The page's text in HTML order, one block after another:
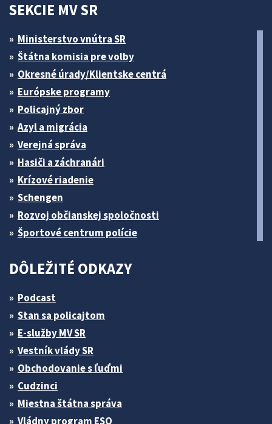
SEKCIE MV SR
Ministerstvo vnútra SR
Štátna komisia pre volby
Okresné úrady/Klientske centrá
Európske programy
Policajný zbor
Azyl a migrácia
Verejná správa
Hasiči a záchranári
Krízové riadenie
Schengen
Rozvoj občianskej spoločnosti
Športové centrum polície
DÔLEŽITÉ ODKAZY
Podcast
Stan sa policajtom
E-služby MV SR
Vestník vlády SR
Obchodovanie s ľuďmi
Cudzinci
Miestna štátna správa
Vládny program ESO